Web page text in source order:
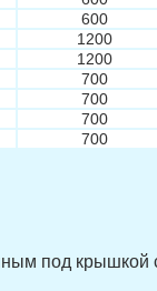
600
1200
1200
700
700
700
700
под крышкой